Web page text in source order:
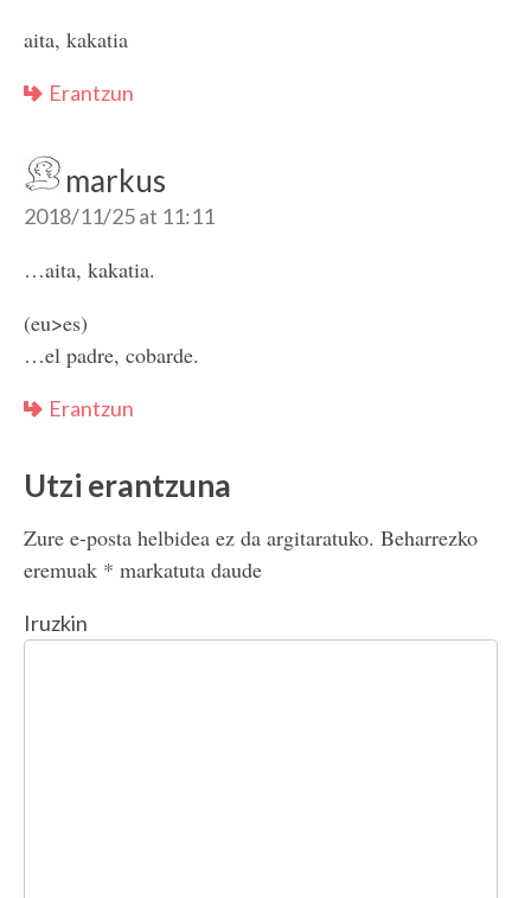
aita, kakatia
Erantzun
markus
2018/11/25 at 11:11
…aita, kakatia.‬
(eu>es)
…el padre, cobarde.
Erantzun
Utzi erantzuna
Zure e-posta helbidea ez da argitaratuko. Beharrezko
eremuak * markatuta daude
Iruzkin